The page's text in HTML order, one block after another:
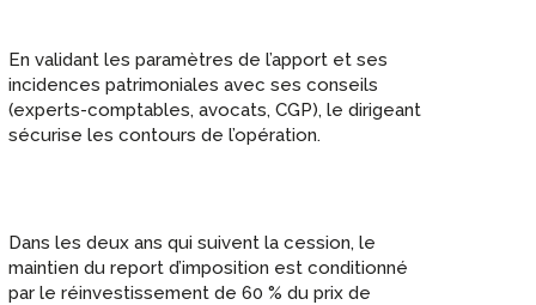
En validant les paramètres de l’apport et ses
incidences patrimoniales avec ses conseils
(experts-comptables, avocats, CGP), le dirigeant
sécurise les contours de l’opération.
Dans les deux ans qui suivent la cession, le
maintien du report d’imposition est conditionné
par le réinvestissement de 60 % du prix de